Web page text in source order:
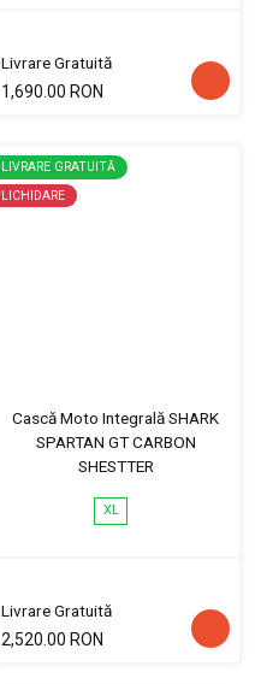
Livrare Gratuită
1,690.00 RON
LIVRARE GRATUITĂ
LICHIDARE
Cască Moto Integrală SHARK
SPARTAN GT CARBON
SHESTTER
XL
Livrare Gratuită
2,520.00 RON